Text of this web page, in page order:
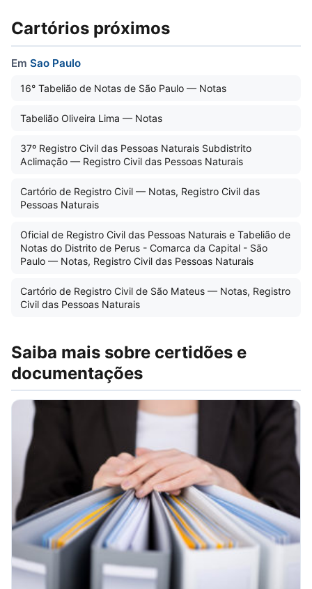
Cartórios próximos
Em Sao Paulo
16° Tabelião de Notas de São Paulo — Notas
Tabelião Oliveira Lima — Notas
37º Registro Civil das Pessoas Naturais Subdistrito
Aclimação — Registro Civil das Pessoas Naturais
Cartório de Registro Civil — Notas, Registro Civil das
Pessoas Naturais
Oficial de Registro Civil das Pessoas Naturais e Tabelião de
Notas do Distrito de Perus - Comarca da Capital - São
Paulo — Notas, Registro Civil das Pessoas Naturais
Cartório de Registro Civil de São Mateus — Notas, Registro
Civil das Pessoas Naturais
Saiba mais sobre certidões e
documentações